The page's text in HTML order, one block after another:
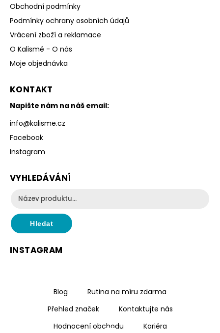
Obchodní podmínky
Podmínky ochrany osobních údajů
Vrácení zboží a reklamace
O Kalismé - O nás
Moje objednávka
KONTAKT
Napište nám na náš email:
info@kalisme.cz
Facebook
Instagram
VYHLEDÁVÁNÍ
Hledat
INSTAGRAM
Blog
Rutina na míru zdarma
Přehled značek
Kontaktujte nás
Hodnocení obchodu
Kariéra